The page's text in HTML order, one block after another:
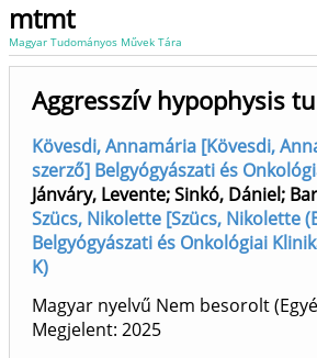
mtmt
Magyar Tudományos Művek Tára
Aggresszív hypophysis
Kövesdi, Annamária [Kövesdi,
szerző] Belgyógyászati és
Jánváry, Levente;Sinkó, Dániel;
Szücs, Nikolette [Szücs, Nikolette
Belgyógyászati és Onkológiai
K)
Magyar nyelvű Nem besorolt
Megjelent: 2025